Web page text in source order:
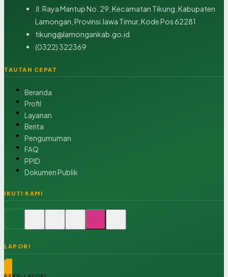
Jl. Raya Mantup No. 29, Kecamatan Tikung, Kabupaten
Lamongan, Provinsi Jawa Timur, Kode Pos 62281
tikung@lamongankab.go.id
(0322) 322369
TAUTAN CEPAT
Beranda
Profil
Layanan
Berita
Pengumuman
FAQ
PPID
Dokumen Publik
IKUTI KAMI
LAPOR!
SP4N-LAPOR!